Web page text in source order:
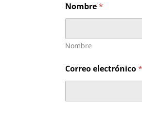
Nombre*
Nombre
Correo electrónico*